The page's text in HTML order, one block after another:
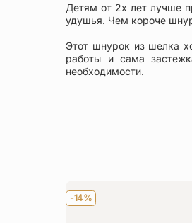
Детям от 2х лет лучше
удушья. Чем короче
Этот шнурок из шелка
работы и сама
необходимости.
-14%